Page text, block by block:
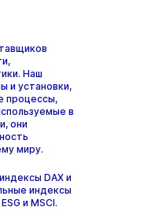
Наш
и установки,
процессы,
в
они
миру.
DAX и
индексы
и MSCI.